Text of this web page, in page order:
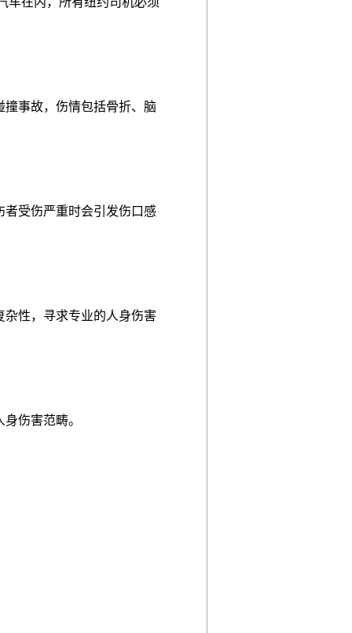
事故，伤情包括骨折、脑
受伤严重时会引发伤口感
性，寻求专业的人身伤害
伤害范畴。